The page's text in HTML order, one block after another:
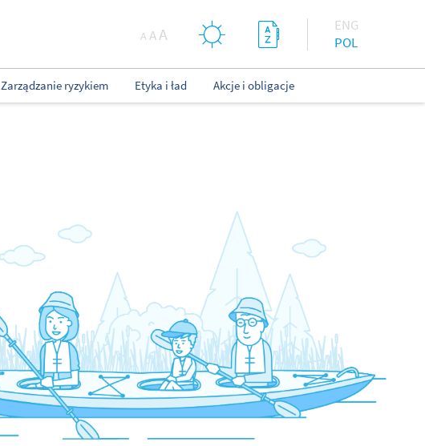
ENG
POL
A AA
Zarządzanie ryzykiem Etyka i ład Akcje i obligacje